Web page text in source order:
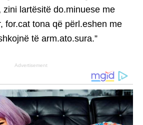
zini lartësitë do.minuese me
for.cat tona që përl.eshen me
të arm.ato.sura.”
Advertisement